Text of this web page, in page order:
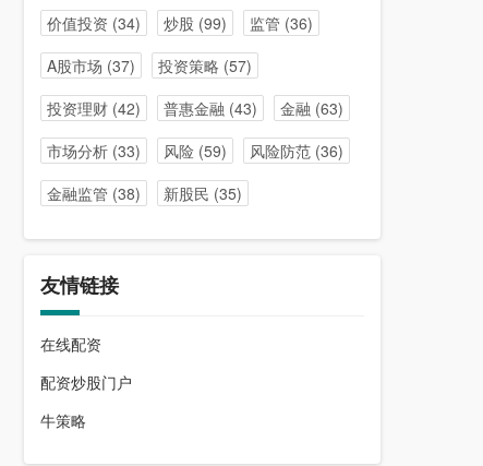
价值投资 (34) 炒股 (99) 监管 (36)
A股市场 (37) 投资策略 (57)
投资理财 (42) 普惠金融 (43) 金融 (63)
市场分析 (33) 风险 (59) 风险防范 (36)
金融监管 (38) 新股民 (35)
友情链接
在线配资
配资炒股门户
牛策略